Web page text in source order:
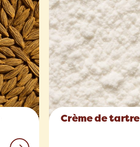
Crème de tartre